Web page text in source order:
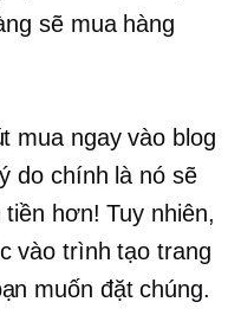
sẽ mua hàng
mua ngay vào blog
do chính là nó sẽ
hơn! Tuy nhiên,
vào trình tạo trang
muốn đặt chúng.